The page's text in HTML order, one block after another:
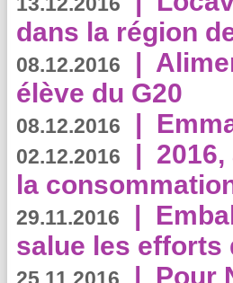
dans la région
08.12.2016 |
élève du G20
08.12.2016 |
02.12.2016 |
la
29.11.2016 |
salue les efforts
| Pour